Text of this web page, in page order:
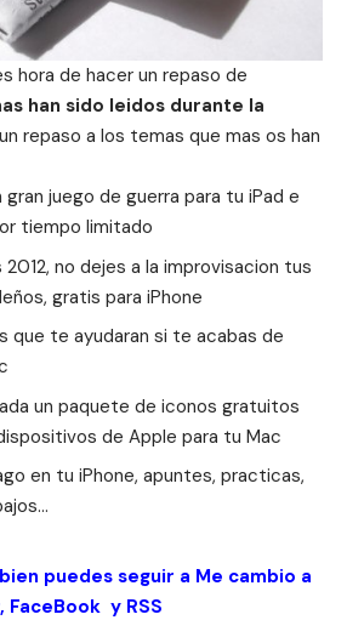
hora de hacer un repaso de
han sido leidos durante la
repaso a los temas que mas os han
gran juego de guerra para tu iPad e
tiempo limitado
2012, no dejes a la improvisacion tus
gratis para iPhone
que te ayudaran si te acabas de
un paquete de iconos gratuitos
de Apple para tu Mac
en tu iPhone, apuntes, practicas,
puedes seguir a Me cambio a
, FaceBook y RSS